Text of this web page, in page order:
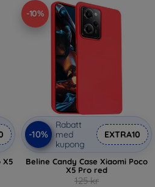
X5
-10%
-10%
Rabatt
med
kupong
EXTRA10
Beline Candy Case Xiaomi Poco
X5 Pro red
125 kr